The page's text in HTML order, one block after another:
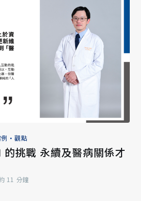
•觀點
挑戰 永續及醫病關係才
11 分鐘